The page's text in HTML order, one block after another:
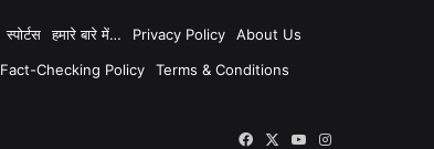
स्पोर्टस हमारे बारे में… Privacy Policy
About Us
Fact-Checking Policy
Terms & Conditions
Facebook
X YouTubeInstagram